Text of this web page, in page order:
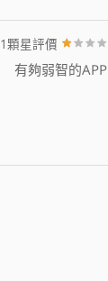
1顆星評價
有夠弱智的APP